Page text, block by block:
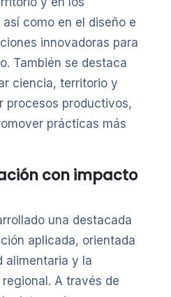
como en el diseño e
innovadoras para
También se destaca
ciencia, territorio y
procesos productivos,
prácticas más
con impacto
una destacada
aplicada, orientada
alimentaria y la
A través de